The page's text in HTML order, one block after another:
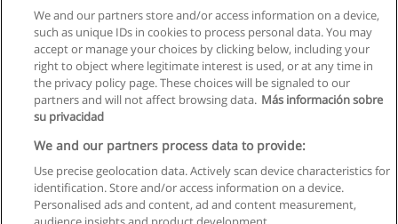
Regras de uso
We and our partners store and/or access information on a device,
such as unique IDs in cookies to process personal data. You may
accept or manage your choices by clicking below, including your
right to object where legitimate interest is used, or at any time in
the privacy policy page. These choices will be signaled to our
partners and will not affect browsing data. Más información sobre
su privacidad
We and our partners process data to provide:
Use precise geolocation data. Actively scan device characteristics for
identification. Store and/or access information on a device.
Personalised ads and content, ad and content measurement,